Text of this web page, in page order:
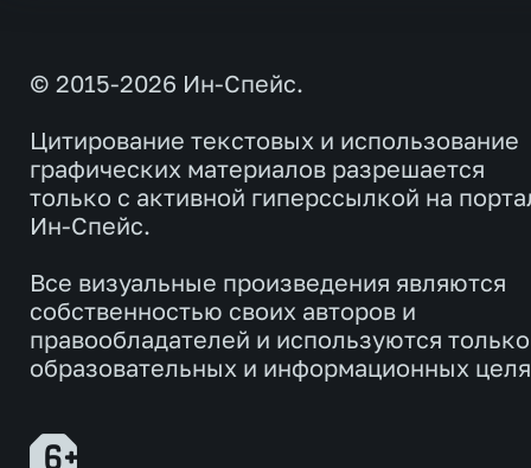
© 2015-2026 Ин-Спейс.
Цитирование текстовых и использование
графических материалов разрешается
только с активной гиперссылкой на
Ин-Спейс.
Все визуальные произведения являются
собственностью своих авторов и
правообладателей и используются
образовательных и информационных